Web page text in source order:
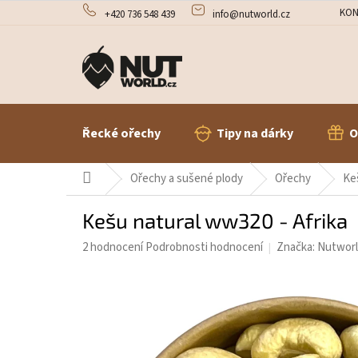
+420 736 548 439 info@nutworld.cz
Řecké ořechy Tipy na dárky
Domů Ořechy a sušené plody Ořechy
Kešu natural ww320 - Afrika
Průměrné
2 hodnoceníPodrobnosti hodnocení Značka: